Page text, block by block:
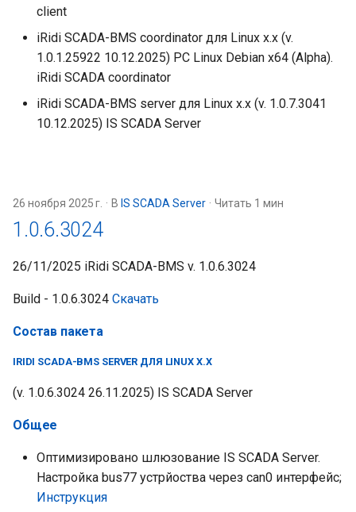
client
iRidi SCADA-BMS coordinator для Linux x.x (v.
1.0.1.25922 10.12.2025) PC Linux Debian x64 (Alpha).
iRidi SCADA coordinator
iRidi SCADA-BMS server для Linux x.x (v. 1.0.7.3041
10.12.2025) IS SCADA Server
26 ноября 2025 г. В IS SCADA Server Читать 1 мин
1.0.6.3024
26/11/2025 iRidi SCADA-BMS v. 1.0.6.3024
Build - 1.0.6.3024 Скачать
Состав пакета
IRIDI SCADA-BMS SERVER ДЛЯ LINUX X.X
(v. 1.0.6.3024 26.11.2025) IS SCADA Server
Общее
Оптимизировано шлюзование IS SCADA Server.
Настройка bus77 устрйоства через can0 интерфейс;
Инструкция